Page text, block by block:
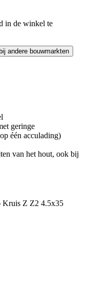
in de winkel te
andere bouwmarkten
geringe
één acculading)
van het hout, ook bij
Kruis Z Z2 4.5x35